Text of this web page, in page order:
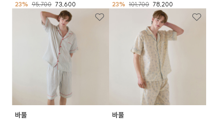
23% 95,700 73,600
23% 101,700 78,200
바풀 바풀